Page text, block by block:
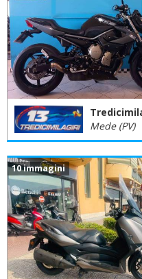
Mede (PV)
10 immagini